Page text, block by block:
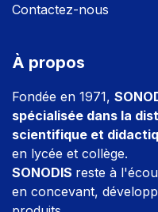
Contactez-nous
À propos
Fondée en 1971,
spécialisée dans la
scientifique et
en lycée et collège.
SONODIS reste à
en concevant,